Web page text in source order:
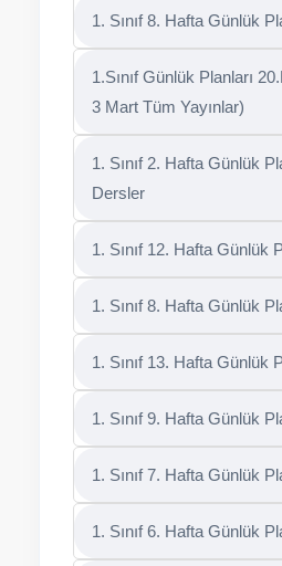
1. Sınıf 8. Hafta Günlük
1.Sınıf Günlük Planları
3 Mart Tüm Yayınlar)
1. Sınıf 2. Hafta Günlük
Dersler
1. Sınıf 12. Hafta Günlük
1. Sınıf 8. Hafta Günlük
1. Sınıf 13. Hafta Günlük
1. Sınıf 9. Hafta Günlük
1. Sınıf 7. Hafta Günlük
1. Sınıf 6. Hafta Günlük